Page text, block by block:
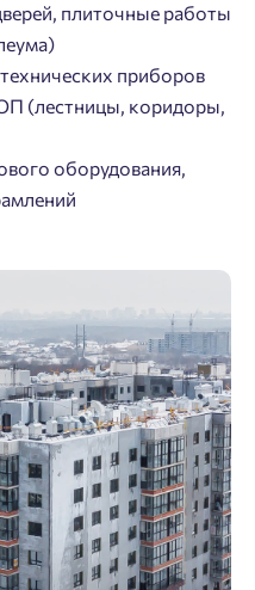
плиточные работы
приборов
(лестницы, коридоры,
оборудования,
контакты и мы вам
личный